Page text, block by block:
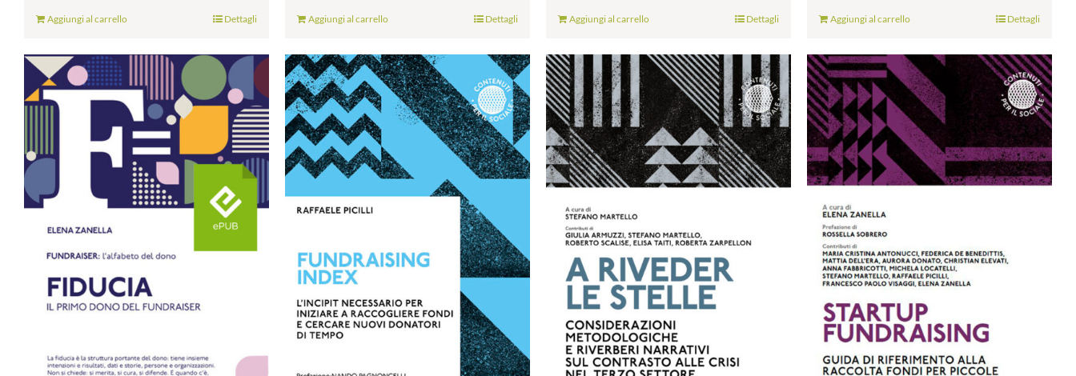
Aggiungi al carrello Dettagli Aggiungi al carrello Dettagli Aggiungi al carrello Dettagli Aggiungi al carrello Dettagli